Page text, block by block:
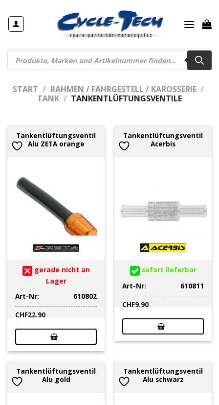
Inhalt
springen
Products
search
START / RAHMEN / FAHRGESTELL / KAROSSERIE /
TANK / TANKENTLÜFTUNGSVENTILE
Tankentlüftungsventil
Alu ZETA orange
gerade nicht an
Lager
Art-Nr:
610802
CHF22.90
Tankentlüftungsventil
Acerbis
sofort lieferbar
Art-Nr:
610811
CHF9.90
Tankentlüftungsventil
Alu gold
Tankentlüftungsventil
Alu schwarz